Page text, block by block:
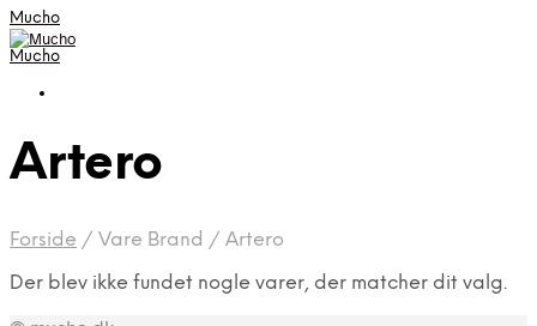
Mucho
Mucho
Artero
Forside / Vare Brand / Artero
Der blev ikke fundet nogle varer, der matcher dit valg.